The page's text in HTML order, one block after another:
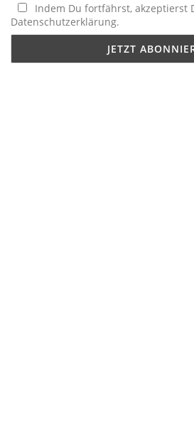
Indem Du fortfährst, akzeptierst
Datenschutzerklärung.